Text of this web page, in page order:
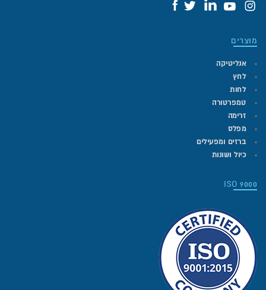
מוצרים
אנליטיקה
לחץ
לחות
טמפרטורה
זרימה
מפלס
ברזים ומפעילים
כיול ושונות
ISO 9000